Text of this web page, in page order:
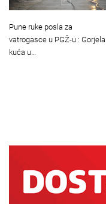
Pune ruke posla za
vatrogasce u PGŽ-u : Gorjela
kuća u…